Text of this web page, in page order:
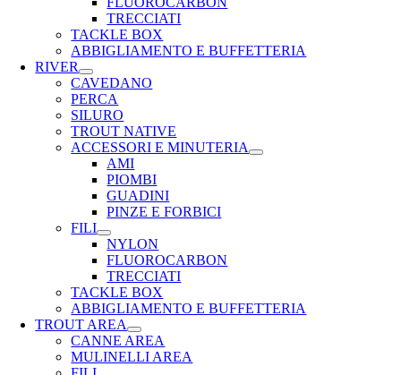
TRECCIATI
TACKLE BOX
ABBIGLIAMENTO E BUFFETTERIA
RIVER
CAVEDANO
PERCA
SILURO
TROUT NATIVE
ACCESSORI E MINUTERIA
AMI
PIOMBI
GUADINI
PINZE E FORBICI
FILI
NYLON
FLUOROCARBON
TRECCIATI
TACKLE BOX
ABBIGLIAMENTO E BUFFETTERIA
TROUT AREA
CANNE AREA
MULINELLI AREA